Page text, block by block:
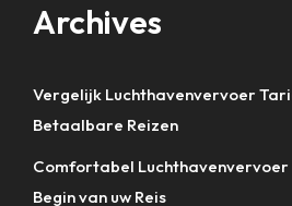
Archives
Vergelijk Luchthavenvervoer
Betaalbare Reizen
Comfortabel Luchthavenvervoer
Begin van uw Reis